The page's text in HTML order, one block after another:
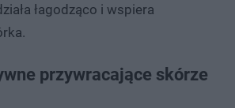
łagodząco i wspiera
przywracające skórze